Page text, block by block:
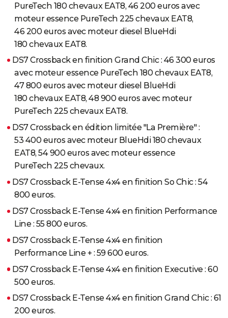
PureTech 180 chevaux EAT8, 46 200 euros avec
moteur essence PureTech 225 chevaux EAT8,
46 200 euros avec moteur diesel BlueHdi
180 chevaux EAT8.
DS7 Crossback en finition Grand Chic : 46 300 euros
avec moteur essence PureTech 180 chevaux EAT8,
47 800 euros avec moteur diesel BlueHdi
180 chevaux EAT8, 48 900 euros avec moteur
PureTech 225 chevaux EAT8.
DS7 Crossback en édition limitée "La Première" :
53 400 euros avec moteur BlueHdi 180 chevaux
EAT8, 54 900 euros avec moteur essence
PureTech 225 chevaux.
DS7 Crossback E-Tense 4x4 en finition So Chic : 54
800 euros.
DS7 Crossback E-Tense 4x4 en finition Performance
Line : 55 800 euros.
DS7 Crossback E-Tense 4x4 en finition
Performance Line + : 59 600 euros.
DS7 Crossback E-Tense 4x4 en finition Executive : 60
500 euros.
DS7 Crossback E-Tense 4x4 en finition Grand Chic : 61
200 euros.